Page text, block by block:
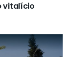
vitalício